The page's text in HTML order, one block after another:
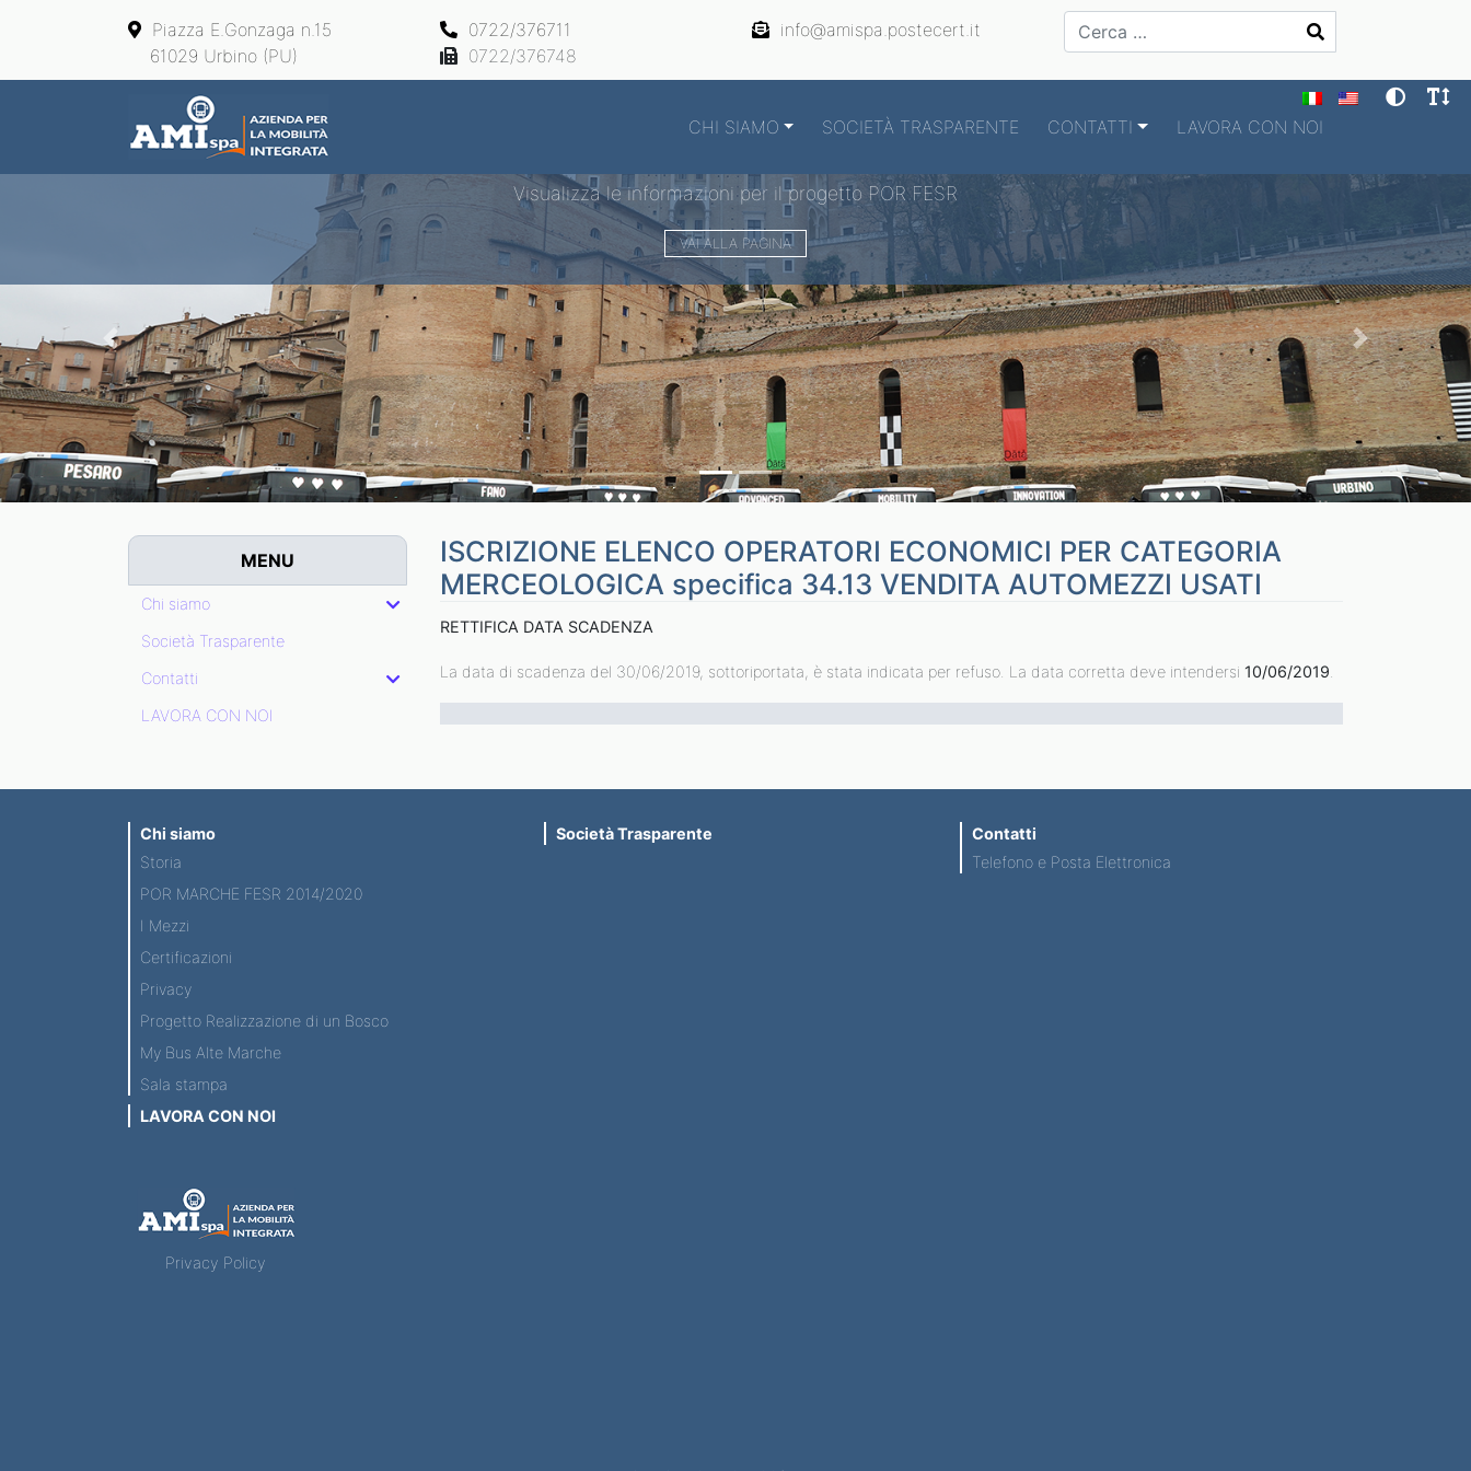
Piazza E.Gonzaga n.15
61029 Urbino (PU)
0722/376711
0722/376748
info@amispa.postecert.it Cerca
Main Navigation CHI SIAMO SOCIETÀ TRASPARENTE CONTATTI LAVORA CON NOI
Visualizza le informazioni per il progetto POR FESR
VAI ALLA PAGINA
Previous Next
MENU
Chi siamo
Società Trasparente
Contatti
LAVORA CON NOI
ISCRIZIONE ELENCO OPERATORI ECONOMICI PER CATEGORIA
MERCEOLOGICA specifica 34.13 VENDITA AUTOMEZZI USATI
RETTIFICA DATA SCADENZA
La data di scadenza del 30/06/2019, sottoriportata, è stata indicata per refuso. La data corretta deve intendersi 10/06/2019
Chi siamo
Storia
POR MARCHE FESR 2014/2020
I Mezzi
Certificazioni
Privacy
Progetto Realizzazione di un Bosco
My Bus Alte Marche
Sala stampa
Società Trasparente
Contatti
Telefono e Posta Elettronica
LAVORA CON NOI
Privacy Policy